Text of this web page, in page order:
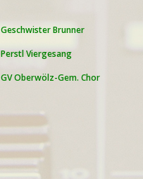
Geschwister Brunner
Perstl Viergesang
GV Oberwölz-Gem. Chor